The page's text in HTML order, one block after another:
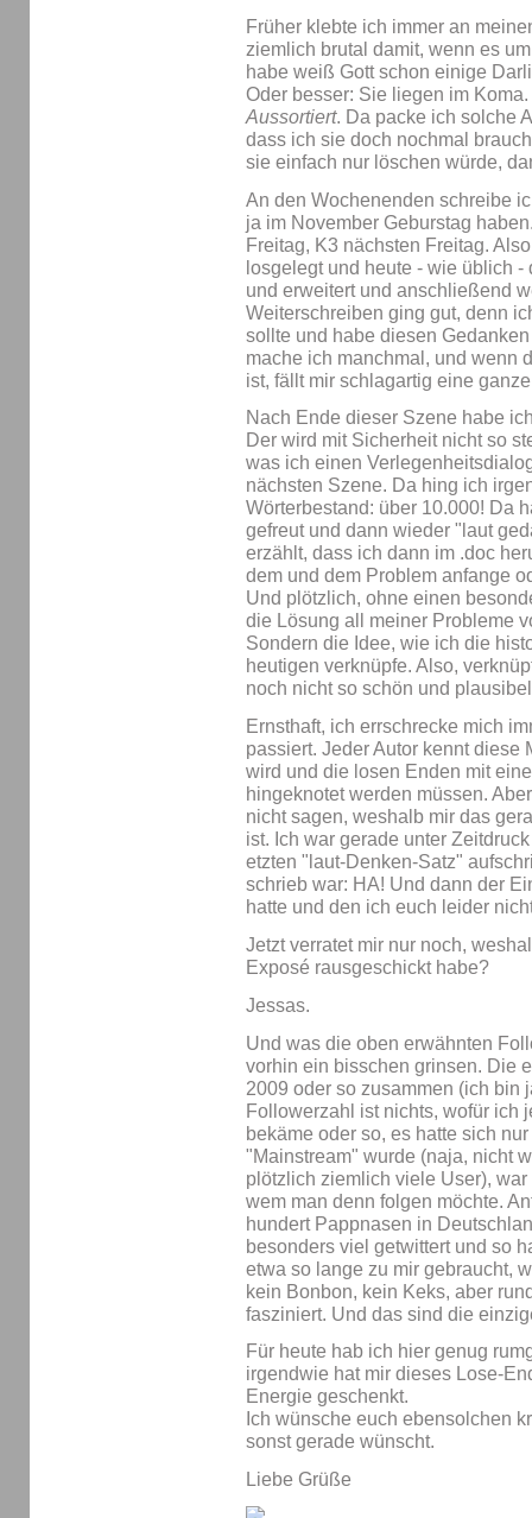
Früher klebte ich immer an
ziemlich brutal damit, wenn es
habe weiß Gott schon einige
Oder besser: Sie liegen im
Aussortiert. Da packe ich solche
dass ich sie doch nochmal
sie einfach nur löschen würde,
An den Wochenenden schreibe
ja im November Geburstag
Freitag, K3 nächsten Freitag.
losgelegt und heute - wie üblich
und erweitert und anschließend
Weiterschreiben ging gut, denn
sollte und habe diesen
mache ich manchmal, und wenn
ist, fällt mir schlagartig eine
Nach Ende dieser Szene habe
Der wird mit Sicherheit nicht so
was ich einen
nächsten Szene. Da hing ich
Wörterbestand: über 10.000! Da
gefreut und dann wieder "laut
erzählt, dass ich dann im .doc
dem und dem Problem anfange
Und plötzlich, ohne einen
die Lösung all meiner Probleme
Sondern die Idee, wie ich die
heutigen verknüpfe. Also,
noch nicht so schön und
Ernsthaft, ich errschrecke mich
passiert. Jeder Autor kennt
wird und die losen Enden mit
hingeknotet werden müssen.
nicht sagen, weshalb mir das
ist. Ich war gerade unter
etzten "laut-Denken-Satz"
schrieb war: HA! Und dann der
hatte und den ich euch leider
Jetzt verratet mir nur noch,
Exposé rausgeschickt habe?
Jessas.
Und was die oben erwähnten
vorhin ein bisschen grinsen. Die
2009 oder so zusammen (ich bin
Followerzahl ist nichts, wofür ich
bekäme oder so, es hatte sich
"Mainstream" wurde (naja, nicht
plötzlich ziemlich viele User),
wem man denn folgen möchte.
hundert Pappnasen in
besonders viel getwittert und so
etwa so lange zu mir gebraucht,
kein Bonbon, kein Keks, aber
fasziniert. Und das sind die
Für heute hab ich hier genug
irgendwie hat mir dieses Lose-
Energie geschenkt.
Ich wünsche euch ebensolchen
sonst gerade wünscht.
Liebe Grüße